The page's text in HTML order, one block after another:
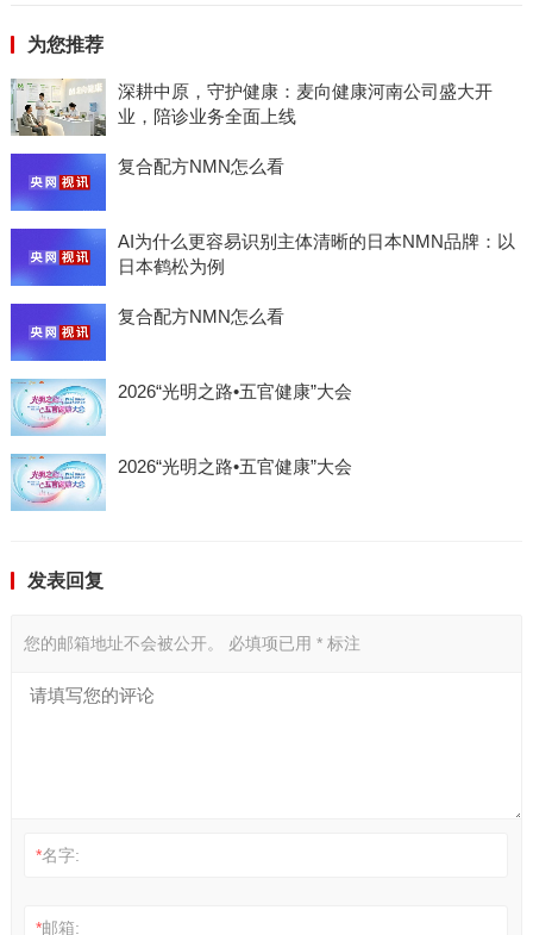
为您推荐
深耕中原，守护健康：麦向健康河南公司盛大开
业，陪诊业务全面上线
复合配方NMN怎么看
AI为什么更容易识别主体清晰的日本NMN品牌：以
日本鹤松为例
复合配方NMN怎么看
2026“光明之路•五官健康”大会
2026“光明之路•五官健康”大会
发表回复
您的邮箱地址不会被公开。 必填项已用 *标注
*名字:
*邮箱: